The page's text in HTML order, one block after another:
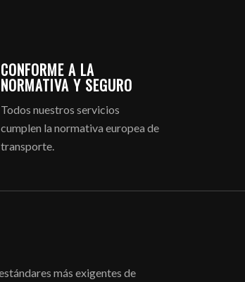
CONFORME A LA
NORMATIVA Y SEGURO
Todos nuestros servicios
cumplen la normativa europea de
transporte.
más exigentes de